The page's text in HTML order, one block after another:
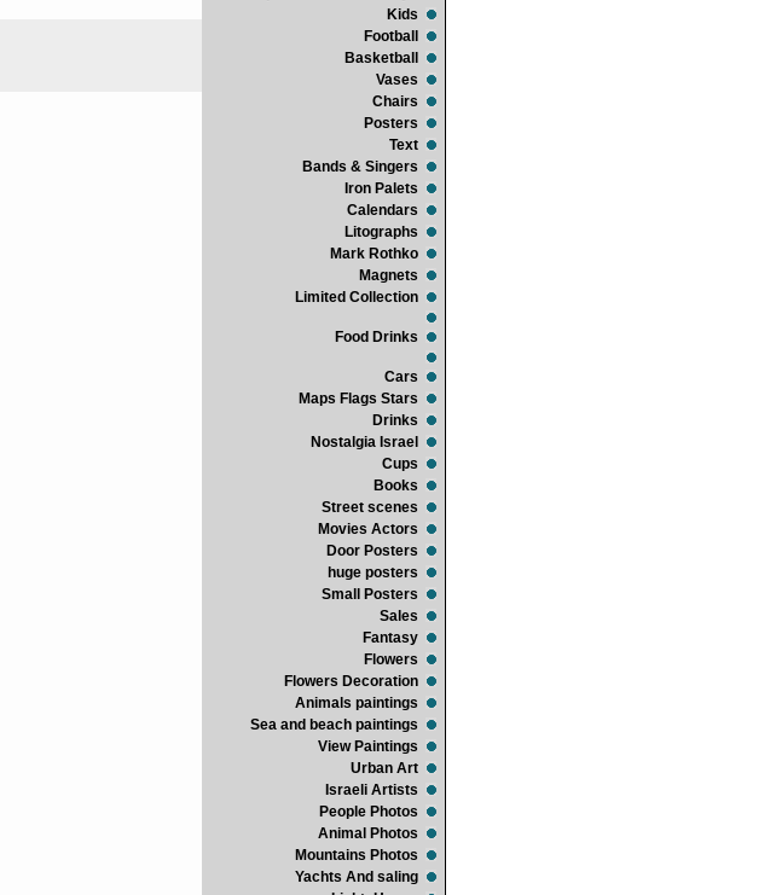
Kids
Football
Basketball
Vases
Chairs
Posters
Text
Bands & Singers
Iron Palets
Calendars
Litographs
Mark Rothko
Magnets
Limited Collection
Food Drinks
Cars
Maps Flags Stars
Drinks
Nostalgia Israel
Cups
Books
Street scenes
Movies Actors
Door Posters
huge posters
Small Posters
Sales
Fantasy
Flowers
Flowers Decoration
Animals paintings
Sea and beach paintings
View Paintings
Urban Art
Israeli Artists
People Photos
Animal Photos
Mountains Photos
Yachts And saling